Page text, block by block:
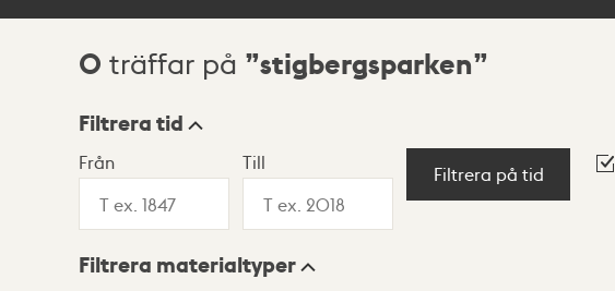
Sökresultat
0 träffar på stigbergsparken
Visningsläge
Lista Karta
Filtrera tid
Från Till
Filtrera på tid
Filtrera materialtyper